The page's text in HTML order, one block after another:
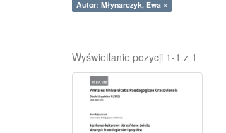
Autor: Młynarczyk, Ewa ×
Wyświetlanie pozycji 1-1 z 1